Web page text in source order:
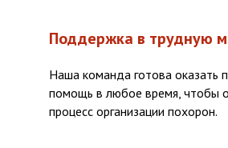
Поддержка в трудную
Наша команда готова оказать
помощь в любое время, чтобы
процесс организации похорон.